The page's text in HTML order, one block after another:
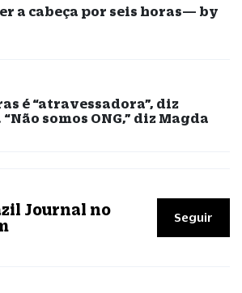
a cabeça por seis horas— by
é “atravessadora”, diz
somos ONG,” diz Magda
Journal no
Seguir